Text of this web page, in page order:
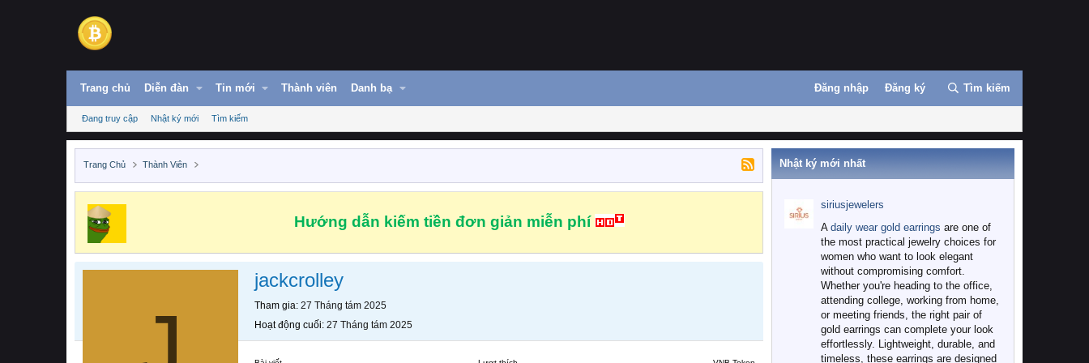
Trang chủ Diễn đàn Tin mới Thành viên Danh bạ Đăng nhập Đăng ký Tìm kiếm
Đang truy cập Nhật ký mới Tìm kiếm
Trang Chủ Thành Viên
Hướng dẫn kiếm tiền đơn giản miễn phí
jackcrolley
Tham gia 27 Tháng tám 2025
Hoạt động cuối 27 Tháng tám 2025
Nhật ký mới nhất
siriusjewelers
A daily wear gold earrings are one of
the most practical jewelry choices for
women who want to look elegant
without compromising comfort.
Whether you're heading to the office,
attending college, working from home,
or meeting friends, the right pair of
gold earrings can complete your look
effortlessly. Lightweight, durable, and
timeless, these earrings are designed